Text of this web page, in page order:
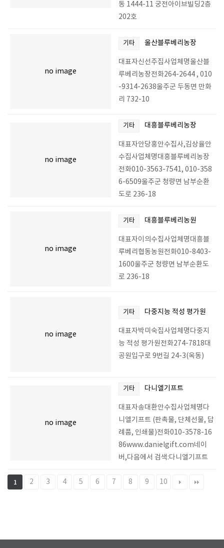
동 1444-11 궁전아이브빌딩2층
202호
no image
기타 울산블루베리농장
대표자신선주집사업체명울산블
루베리농장전화264-2644 , 010
-9314-2638울주군 두동면 만화
리 732-10
no image
기타 대흥블루베리농장
대표자안당홍안수집사,김상율안
수집사업체명대흥블루베리농장
전화010-3563-7541, 010-358
6-6509울주군 청량면 남부순환
도로 236-18
no image
기타 대흥블루베리농원
대표자이의수집사업체명대흥블
루베리협동농원전화010-8403-
1600울주군 청량면 남부순환도
로 236-18
no image
기타 다중지능 적성 평가원
대표자박미숙집사업체명다중지
능 적성 평가원전화274-7818대
공원입구로 9번길 24-3(옥동)
no image
기타 다니엘기프트
대표자송대환안수집사업체명다
니엘기프트 (판촉물, 단체선물, 답
례품, 인쇄물)전화010-3578-16
86www.danielgift.com네이
버,다음에서 검색:다니엘기프트
1 2 3 4 5 6 7 8 9 10